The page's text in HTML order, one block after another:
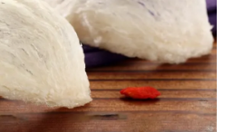
種
款
式。
可
在